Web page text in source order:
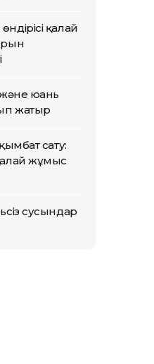
қалай
юань
жатыр
сату:
жұмыс
сусындар